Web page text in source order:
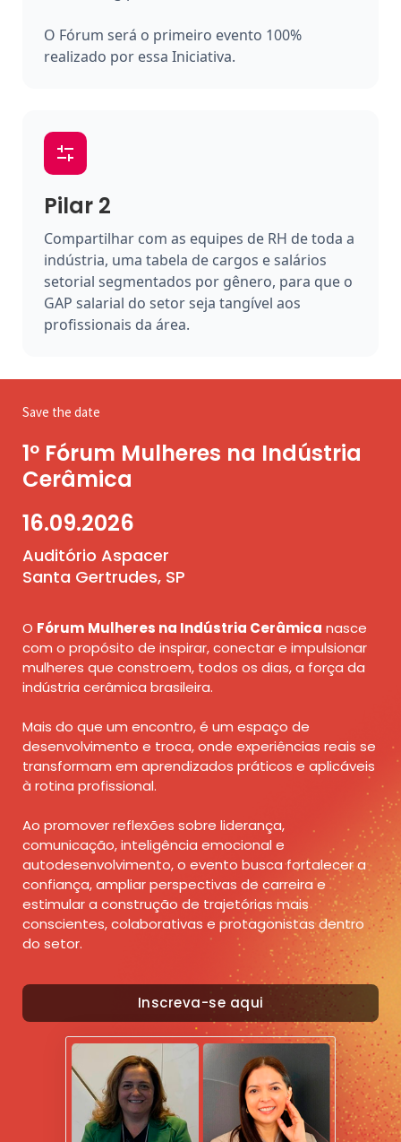
O Fórum será o primeiro evento 100%
realizado por essa Iniciativa.
Pilar 2
Compartilhar com as equipes de RH de toda a
indústria, uma tabela de cargos e salários
setorial segmentados por gênero, para que o
GAP salarial do setor seja tangível aos
profissionais da área.
Save the date
1º Fórum Mulheres na Indústria
Cerâmica
16.09.2026
Auditório Aspacer
Santa Gertrudes, SP
O Fórum Mulheres na Indústria Cerâmica nasce
com o propósito de inspirar, conectar e impulsionar
mulheres que constroem, todos os dias, a força da
indústria cerâmica brasileira.
Mais do que um encontro, é um espaço de
desenvolvimento e troca, onde experiências reais se
transformam em aprendizados práticos e aplicáveis
à rotina profissional.
Ao promover reflexões sobre liderança,
comunicação, inteligência emocional e
autodesenvolvimento, o evento busca fortalecer a
confiança, ampliar perspectivas de carreira e
estimular a construção de trajetórias mais
conscientes, colaborativas e protagonistas dentro
do setor.
Inscreva-se aqui